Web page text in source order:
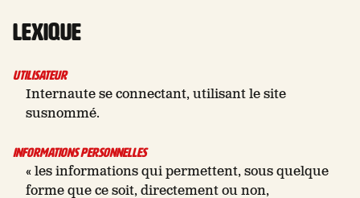
Lexique
Utilisateur
Internaute se connectant, utilisant le site
susnommé.
Informations personnelles
« les informations qui permettent, sous quelque
forme que ce soit, directement ou non,